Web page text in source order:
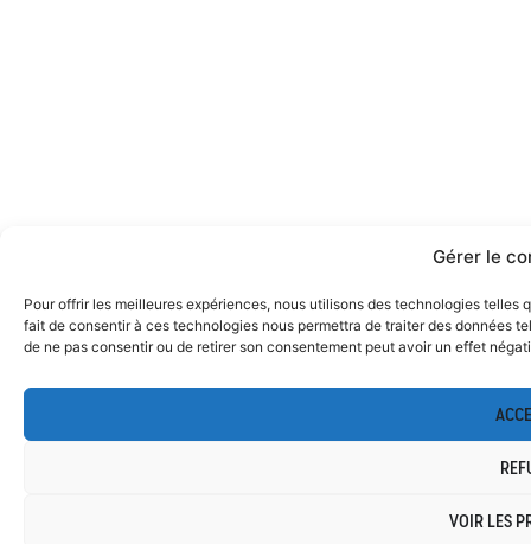
Gérer le
Pour offrir les meilleures expériences, nous utilisons des technologies
fait de consentir à ces technologies nous permettra de traiter des données
de ne pas consentir ou de retirer son consentement peut avoir un effet
VOIR LES